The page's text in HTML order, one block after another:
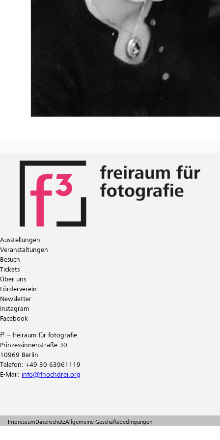
Ausstellungen
Veranstaltungen
Besuch
Tickets
Über uns
Förderverein
Newsletter
Instagram
Facebook
f³ – freiraum für fotografie
Prinzessinnenstraße 30
10969 Berlin
Telefon: +49 30 63961119
E-Mail: info@fhochdrei.org
ImpressumDatenschutzAllgemeine Geschäftsbedingungen